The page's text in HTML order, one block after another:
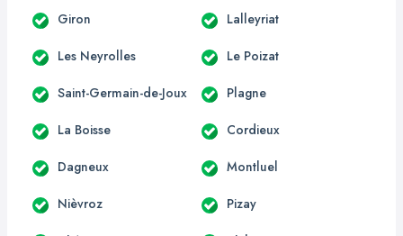
Giron Lalleyriat
Les Neyrolles Le Poizat
Saint-Germain-de-Joux Plagne
La Boisse Cordieux
Dagneux Montluel
Nièvroz Pizay